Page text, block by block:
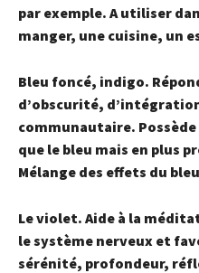
par exemple. A utiliser
manger, une cuisine, un
Bleu foncé, indigo.
d’obscurité,
communautaire.
que le bleu mais en plus
Mélange des effets du
Le violet. Aide à la
le système nerveux et
sérénité, profondeur,